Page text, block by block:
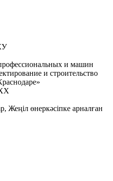
и машин
и строительство
өнеркәсіпке арналған